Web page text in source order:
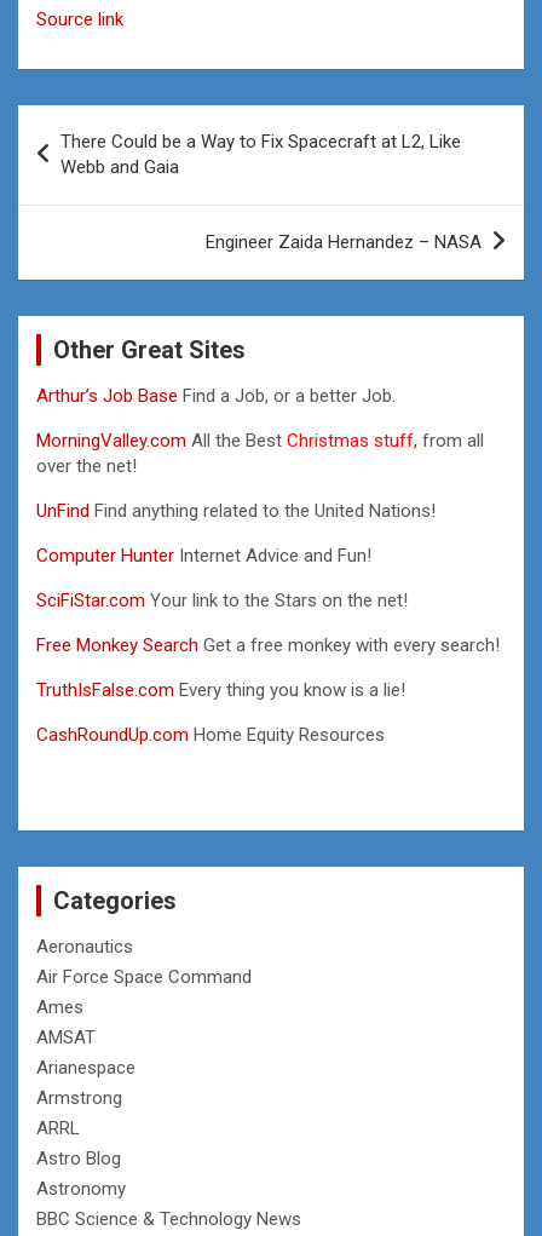
Source link
navigation
There Could be a Way to Fix Spacecraft at L2, Like
Webb and Gaia
Engineer Zaida Hernandez – NASA
Other Great Sites
Arthur’s Job Base Find a Job, or a better Job.
MorningValley.com All the Best Christmas stuff, from all
over the net!
UnFind Find anything related to the United Nations!
Computer Hunter Internet Advice and Fun!
SciFiStar.com Your link to the Stars on the net!
Free Monkey Search Get a free monkey with every search!
TruthIsFalse.com Every thing you know is a lie!
CashRoundUp.com Home Equity Resources
Categories
Aeronautics
Air Force Space Command
Ames
AMSAT
Arianespace
Armstrong
ARRL
Astro Blog
Astronomy
BBC Science & Technology News